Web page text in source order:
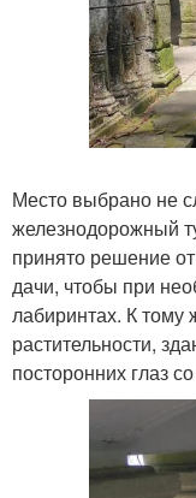
Место выбрано не
железнодорожный
принято решение
дачи, чтобы при
лабиринтах. К тому
растительности,
посторонних глаз